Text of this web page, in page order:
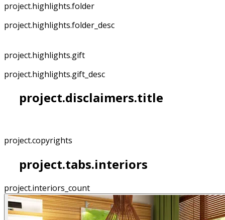
project.highlights.folder
project.highlights.folder_desc
project.highlights.gift
project.highlights.gift_desc
project.disclaimers.title
project.copyrights
project.tabs.interiors
project.interiors_count